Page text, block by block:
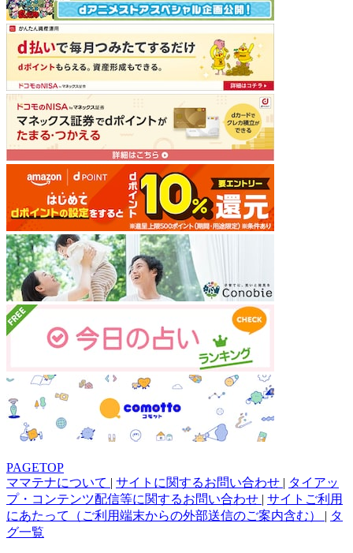
PAGETOP
ママテナについて | サイトに関するお問い合わせ | タイアッ
プ・コンテンツ配信等に関するお問い合わせ | サイトご利用
にあたって（ご利用端末からの外部送信のご案内含む） | タ
グ一覧